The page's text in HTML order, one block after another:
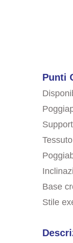
Punti
Base
Stile